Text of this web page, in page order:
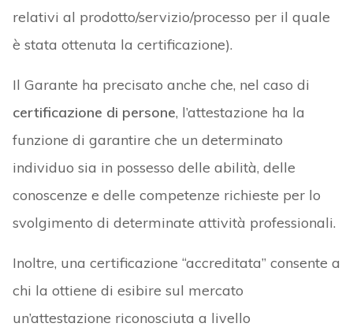
relativi al prodotto/servizio/processo per il quale
è stata ottenuta la certificazione).
Il Garante ha precisato anche che, nel caso di
certificazione di persone, l’attestazione ha la
funzione di garantire che un determinato
individuo sia in possesso delle abilità, delle
conoscenze e delle competenze richieste per lo
svolgimento di determinate attività professionali.
Inoltre, una certificazione “accreditata” consente a
chi la ottiene di esibire sul mercato
un’attestazione riconosciuta a livello